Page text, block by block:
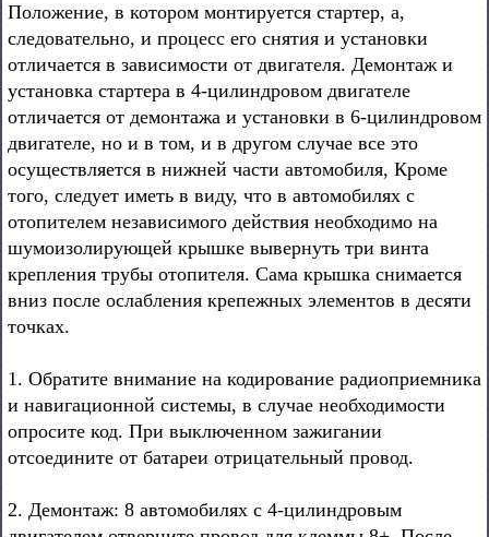
Положение, в котором монтируется стартер, а,
следовательно, и процесс его снятия и установки
отличается в зависимости от двигателя. Демонтаж и
установка стартера в 4-цилиндровом двигателе
отличается от демонтажа и установки в 6-цилиндровом
двигателе, но и в том, и в другом случае все это
осуществляется в нижней части автомобиля, Кроме
того, следует иметь в виду, что в автомобилях с
отопителем независимого действия необходимо на
шумоизолирующей крышке вывернуть три винта
крепления трубы отопителя. Сама крышка снимается
вниз после ослабления крепежных элементов в десяти
точках.
1. Обратите внимание на кодирование радиоприемника
и навигационной системы, в случае необходимости
опросите код. При выключенном зажигании
отсоедините от батареи отрицательный провод.
2. Демонтаж: 8 автомобилях с 4-цилиндровым